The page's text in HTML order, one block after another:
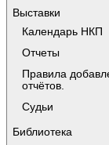
Выставки
Календарь НКП
Отчеты
Правила
отчётов.
Судьи
Библиотека